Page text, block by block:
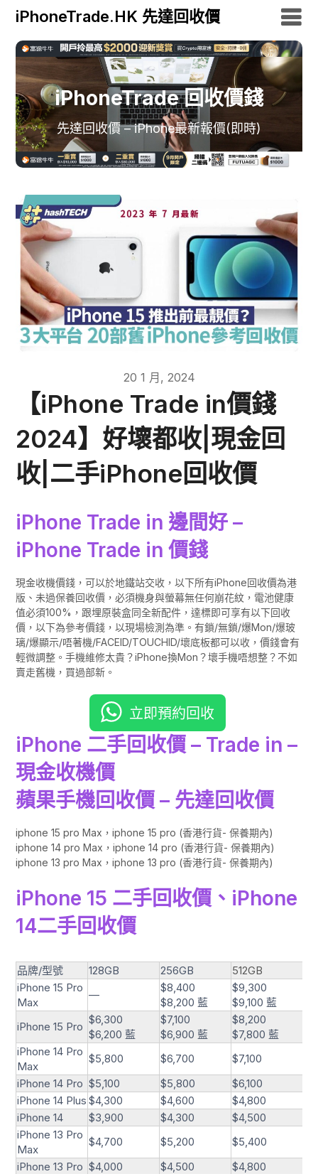
iPhoneTrade.HK 先達回收價
iPhoneTrade 回收價錢
先達回收價 – iPhone最新報價(即時)
20 1 月, 2024
【iPhone Trade in價錢
2024】好壞都收|現金回
收|二手iPhone回收價
iPhone Trade in 邊間好 –
iPhone Trade in 價錢
現金收機價錢，可以於地鐵站交收，以下所有iPhone回收價為港
版、未過保養回收價，必須機身與螢幕無任何崩花紋，電池健康
值必須100%，跟埋原裝盒同全新配件，達標即可享有以下回收
價，以下為參考價錢，以現場檢測為準。有鎖/無鎖/爆Mon/爆玻
璃/爆顯示/唔著機/FACEID/TOUCHID/壞底板都可以收，價錢會有
輕微調整。手機維修太貴？iPhone換Mon？壞手機唔想整？不如
賣走舊機，買過部新。
立即預約回收
iPhone 二手回收價 – Trade in –
現金收機價
蘋果手機回收價 – 先達回收價
iphone 15 pro Max，iphone 15 pro (香港行貨- 保養期內)
iphone 14 pro Max，iphone 14 pro (香港行貨- 保養期內)
iphone 13 pro Max，iphone 13 pro (香港行貨- 保養期內)
iPhone 15 二手回收價、iPhone
14二手回收價
品牌/型號 128GB 256GB 512GB
iPhone 15 Pro
Max
—
$8,400
$8,200 藍
$9,300
$9,100 藍
iPhone 15 Pro
$6,300
$6,200 藍
$7,100
$6,900 藍
$8,200
$7,800 藍
iPhone 14 Pro
Max
$5,800 $6,700 $7,100
iPhone 14 Pro $5,100 $5,800 $6,100
iPhone 14 Plus $4,300 $4,600 $4,800
iPhone 14
$3,900 $4,300 $4,500
iPhone 13 Pro
Max
$4,700 $5,200 $5,400
iPhone 13 Pro $4,000 $4,500 $4,800